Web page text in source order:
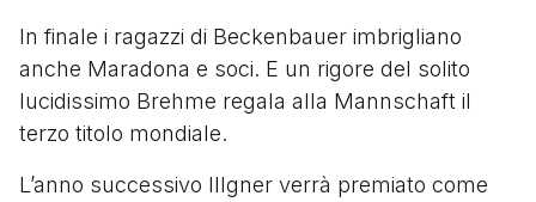
In finale i ragazzi di Beckenbauer imbrigliano
anche Maradona e soci. E un rigore del solito
lucidissimo Brehme regala alla Mannschaft il
terzo titolo mondiale.
L’anno successivo Illgner verrà premiato come